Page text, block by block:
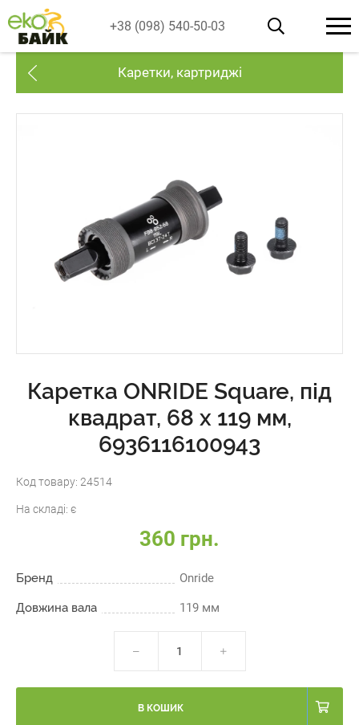
+38 (098) 540-50-03
Каретки, картриджі
Каретка ONRIDE Square, під
квадрат, 68 x 119 мм,
6936116100943
Код товару: 24514
На складі: є
360 грн.
Бренд Onride
Довжина вала 119 мм
В КОШИК